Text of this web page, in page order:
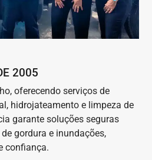
2005
oferecendo serviços de
hidrojateamento e limpeza de
garante soluções seguras
gordura e inundações,
confiança.